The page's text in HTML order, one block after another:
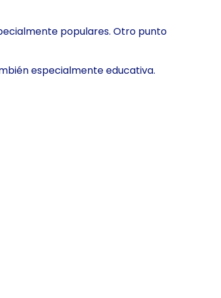
populares. Otro punto
especialmente educativa.